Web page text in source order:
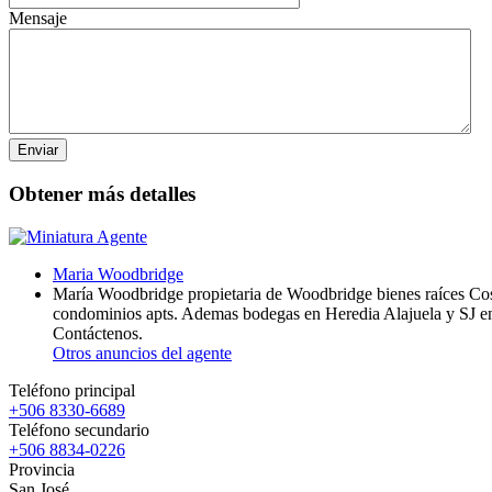
Mensaje
Obtener más detalles
Maria Woodbridge
María Woodbridge propietaria de Woodbridge bienes raíces
condominios apts. Ademas bodegas en Heredia Alajuela y SJ
Contáctenos.
Otros anuncios del agente
Teléfono principal
+506 8330-6689
Teléfono secundario
+506 8834-0226
Provincia